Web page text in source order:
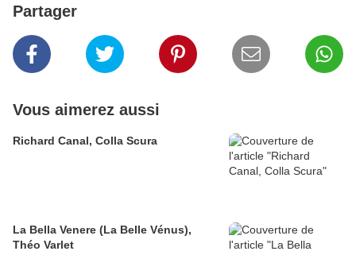
Partager
Vous aimerez aussi
Richard Canal, Colla Scura
La Bella Venere (La Belle Vénus),
Théo Varlet